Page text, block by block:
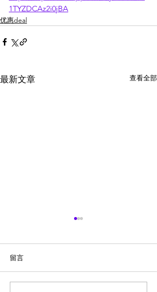
1TYZDCAz2i0jBA
优惠deal
最新文章 查看全部
留言